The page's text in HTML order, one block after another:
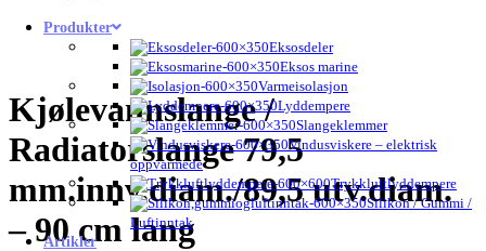
Produkter
Eksosdeler
Eksos marine
Varmeisolasjon
Lyddempere
Slangeklemmer
Vindusviskere – elektrisk
oppvarmede
Trykkluftlyddempere
Silikon / Gummi /
Luftinntak
Artikler
Kjølevannslange /
Radiatorslange 79,5
mm.innv.diam./89,5 utv.diam.
– 90 cm lang